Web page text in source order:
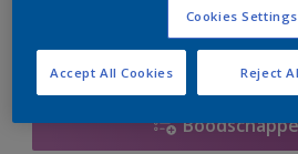
Cookies Settings
Reject
Accept All Cookies